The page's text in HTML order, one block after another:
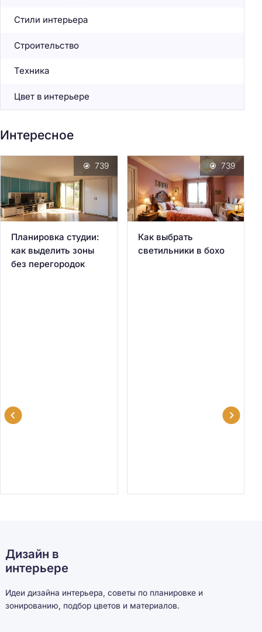
Стили интерьера
Строительство
Техника
Цвет в интерьере
Интересное
Планировка студии:
как выделить зоны
без перегородок
739
Как выбрать
светильники в бохо
739
Дизайн в
интерьере
Идеи дизайна интерьера, советы по планировке и
зонированию, подбор цветов и материалов.